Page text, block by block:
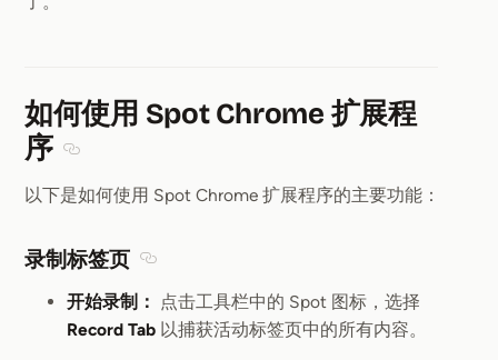
如何使用 Spot Chrome 扩展程
序
以下是如何使用 Spot Chrome 扩展程序的主要功能：
录制标签页
开始录制：
点击工具栏中的 Spot 图标，选择
Record Tab 以捕获活动标签页中的所有内容。